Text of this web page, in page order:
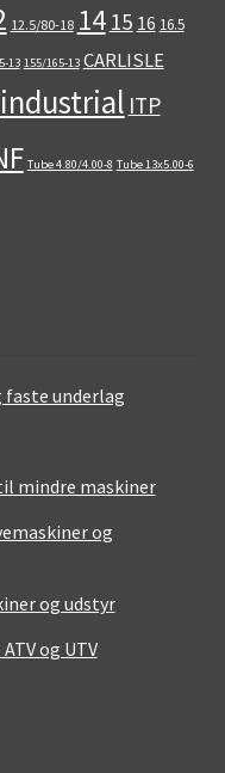
12.5/80-18 14 15 16 16.5
13 155/165-13 CARLISLE
industrial ITP
Tube 4.80/4.00-8 Tube 13x5.00-6
faste underlag
mindre maskiner
og
og udstyr
og UTV